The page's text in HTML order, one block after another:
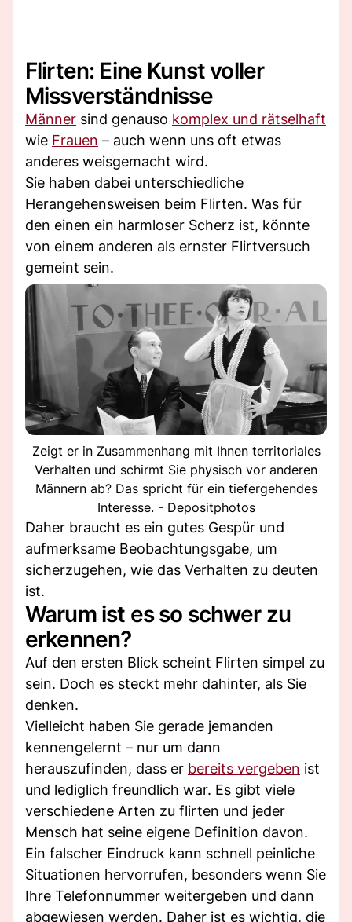
Flirten: Eine Kunst voller
Missverständnisse
Männer sind genauso komplex und rätselhaft
wie Frauen – auch wenn uns oft etwas
anderes weisgemacht wird.
Sie haben dabei unterschiedliche
Herangehensweisen beim Flirten. Was für
den einen ein harmloser Scherz ist, könnte
von einem anderen als ernster Flirtversuch
gemeint sein.
Zeigt er in Zusammenhang mit Ihnen territoriales
Verhalten und schirmt Sie physisch vor anderen
Männern ab? Das spricht für ein tiefergehendes
Interesse. - Depositphotos
Daher braucht es ein gutes Gespür und
aufmerksame Beobachtungsgabe, um
sicherzugehen, wie das Verhalten zu deuten
ist.
Warum ist es so schwer zu
erkennen?
Auf den ersten Blick scheint Flirten simpel zu
sein. Doch es steckt mehr dahinter, als Sie
denken.
Vielleicht haben Sie gerade jemanden
kennengelernt – nur um dann
herauszufinden, dass er bereits vergeben ist
und lediglich freundlich war. Es gibt viele
verschiedene Arten zu flirten und jeder
Mensch hat seine eigene Definition davon.
Ein falscher Eindruck kann schnell peinliche
Situationen hervorrufen, besonders wenn Sie
Ihre Telefonnummer weitergeben und dann
abgewiesen werden. Daher ist es wichtig, die